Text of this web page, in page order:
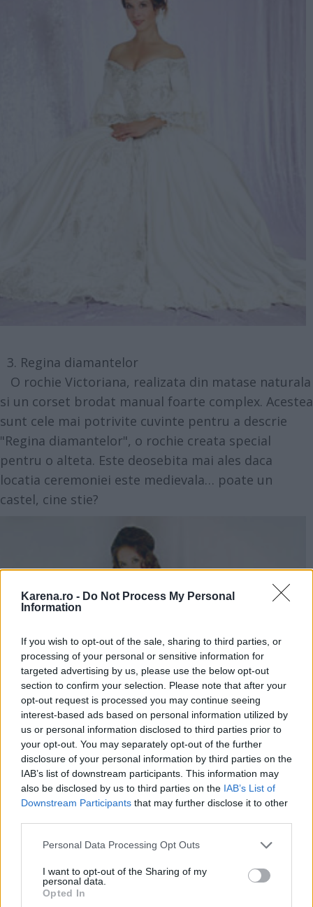
Karena.ro - Do Not Process My Personal
Information
If you wish to opt-out of the sale, sharing to third parties, or
processing of your personal or sensitive information for
targeted advertising by us, please use the below opt-out
section to confirm your selection. Please note that after your
opt-out request is processed you may continue seeing
interest-based ads based on personal information utilized by
us or personal information disclosed to third parties prior to
your opt-out. You may separately opt-out of the further
disclosure of your personal information by third parties on the
IAB’s list of downstream participants. This information may
also be disclosed by us to third parties on the IAB’s List of
Downstream Participants that may further disclose it to other
Please note that this website/app uses one or more Google
not limited to your visit or usage behaviour. You may click to
grant or deny consent to Google and its third-party tags to
use your data for below specified purposes in below Google
Personal Data Processing Opt Outs
I want to opt-out of the Sharing of my
personal data.
Opted In
3. Regina diamantelor
O rochie Victoriana, realizata din matase naturala
si un corset brodat manual foarte complex. Acestea
sunt cele mai potrivite cuvinte pentru a descrie
"Regina diamantelor", o rochie creata special
pentru o alteta. Este deosebita mai ales daca
locatia ceremoniei este medievala… poate un
castel, cine stie?